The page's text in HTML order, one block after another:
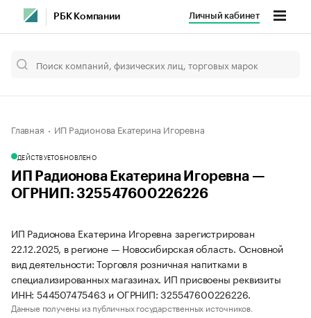
РБК Компании Личный кабинет
Главная ИП Радионова Екатерина Игоревна
ДЕЙСТВУЕТОБНОВЛЕНО
ИП Радионова Екатерина Игоревна —
ОГРНИП: 325547600226226
ИП Радионова Екатерина Игоревна зарегистрирован
22.12.2025, в регионе — Новосибирская область. Основной
вид деятельности: Торговля розничная напитками в
специализированных магазинах. ИП присвоены реквизиты
ИНН: 544507475463 и ОГРНИП: 325547600226226.
Данные получены из публичных государственных источников.